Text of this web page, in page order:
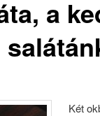
a
Két